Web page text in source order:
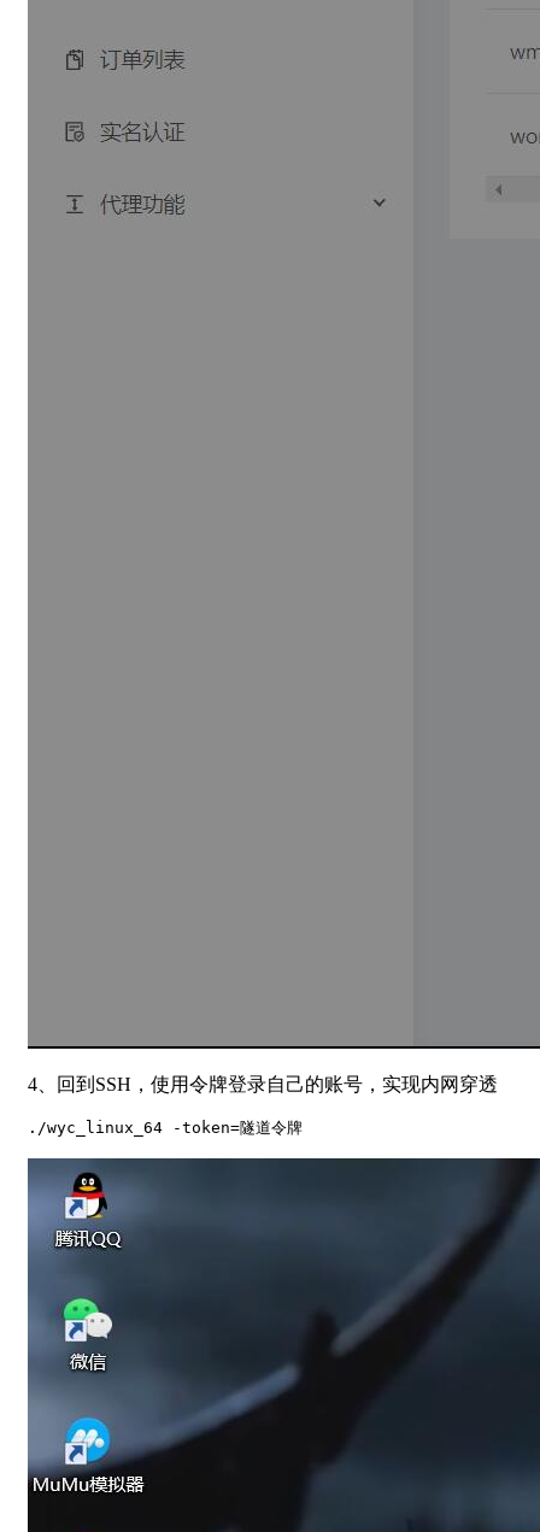
4、回到SSH，使用令牌登录自己的账号，实现内网穿透
./wyc_linux_64 -token=隧道令牌